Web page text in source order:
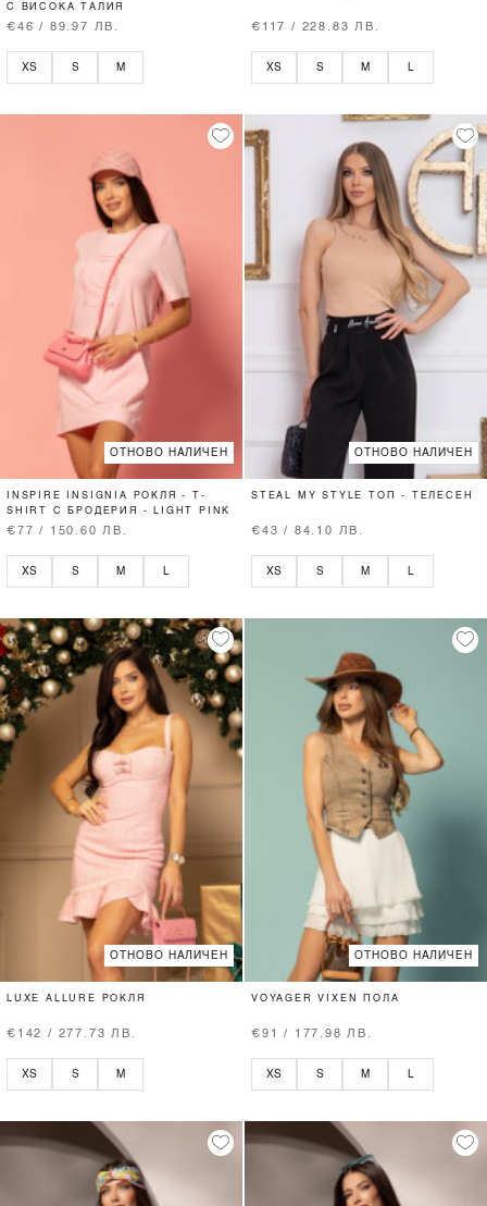
С ВИСОКА ТАЛИЯ
€46 / 89.97 ЛВ.
XS S M
€117 / 228.83 ЛВ.
XS S M L
ОТНОВО НАЛИЧЕН
INSPIRE INSIGNIA РОКЛЯ - T-
SHIRT С БРОДЕРИЯ - LIGHT PINK
€77 / 150.60 ЛВ.
XS S M
ОТНОВО НАЛИЧЕН
STEAL MY STYLE ТОП - ТЕЛЕСЕН
€43 / 84.10 ЛВ.
XS S M
ОТНОВО НАЛИЧЕН
LUXE ALLURE РОКЛЯ
€142 / 277.73 ЛВ.
XS S M
ОТНОВО НАЛИЧЕН
VOYAGER VIXEN ПОЛА
€91 / 177.98 ЛВ.
XS S M L